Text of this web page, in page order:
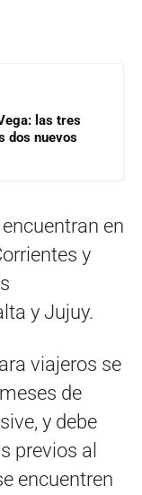
las tres
dos nuevos
en
y
y Jujuy.
viajeros se
de
y debe
previos al
encuentren